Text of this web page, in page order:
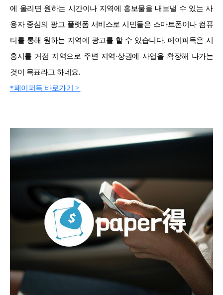
에 올리면 원하는 시간이나 지역에 홍보물을 내보낼 수 있는 사
용자 중심의 광고 플랫폼 서비스로 시민들은 스마트폰이나 컴퓨
터를 통해 원하는 지역에 광고를 할 수 있습니다. 페이퍼득은 시
흥시를 거점 지역으로 주변 지역·상권에 사업을 확장해 나가는
것이 목표라고 하네요.
*페이퍼득 바로가기 >